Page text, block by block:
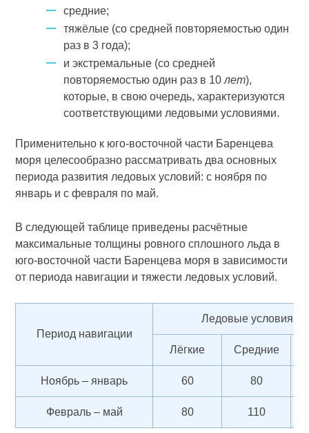
средние;
тяжёлые (со средней повторяемостью один
раз в 3 года);
и экстремальные (со средней
повторяемостью один раз в 10лет),
которые, в свою очередь, характеризуются
соответствующими ледовыми условиями.
Применительно к юго-восточной части Баренцева
моря целесообразно рассматривать два основных
периода развития ледовых условий: с ноября по
январь и с февраля по май.
В следующей таблице приведены расчётные
максимальные толщины ровного сплошного льда в
юго-восточной части Баренце­ва моря в зависимости
от периода навигации и тяжести ледовых условий.
Период навигации
Ледовые условия,
Лёгкие Средние
Ноябрь – январь 60 80
Февраль – май 80 110